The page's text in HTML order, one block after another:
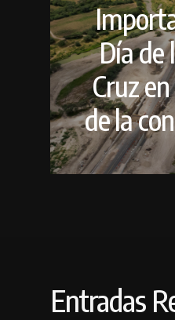
Día de
Cruz
de la
Entradas